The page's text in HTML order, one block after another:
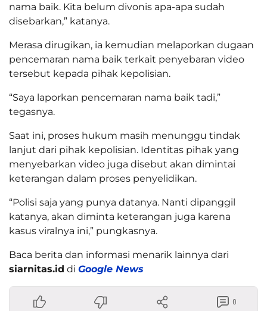
nama baik. Kita belum divonis apa-apa sudah
disebarkan,” katanya.
Merasa dirugikan, ia kemudian melaporkan dugaan
pencemaran nama baik terkait penyebaran video
tersebut kepada pihak kepolisian.
“Saya laporkan pencemaran nama baik tadi,”
tegasnya.
Saat ini, proses hukum masih menunggu tindak
lanjut dari pihak kepolisian. Identitas pihak yang
menyebarkan video juga disebut akan dimintai
keterangan dalam proses penyelidikan.
“Polisi saja yang punya datanya. Nanti dipanggil
katanya, akan diminta keterangan juga karena
kasus viralnya ini,” pungkasnya.
Baca berita dan informasi menarik lainnya dari
siarnitas.id di Google News
0